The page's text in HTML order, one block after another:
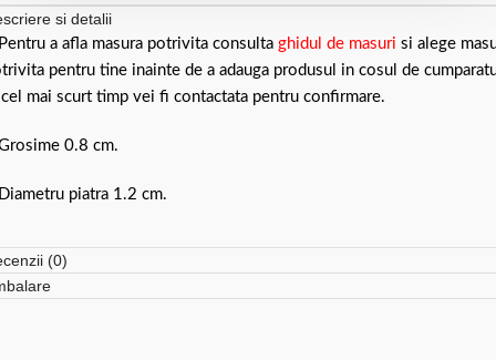
si detalii
a afla masura potrivita consulta ghidul de masuri si alege
pentru tine inainte de a adauga produsul in cosul de
mai scurt timp vei fi contactata pentru confirmare.
0.8 cm.
piatra 1.2 cm.
(0)